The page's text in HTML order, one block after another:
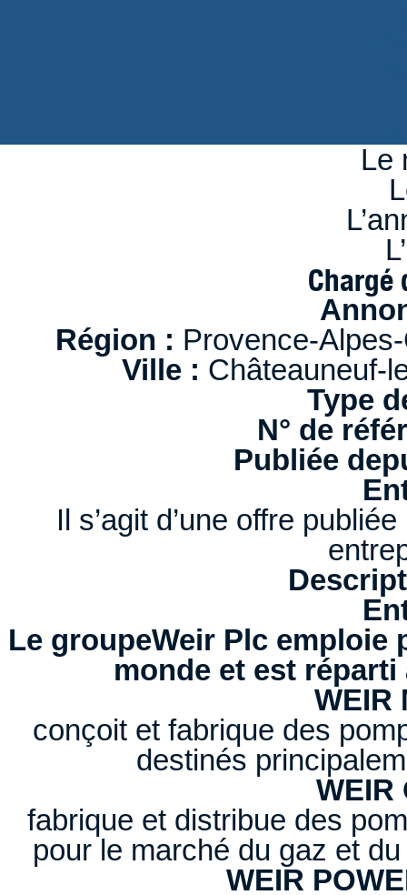
Le
Chargé
Région : Provence-
Ville : Châteauneuf-
Type
N° de
Publiée
Il s’agit d’une offre
Le groupeWeir Plc emploie
monde et est
WEIR
conçoit et fabrique des
destinés
WEIR
fabrique et distribue des
pour le marché du gaz et
WEIR